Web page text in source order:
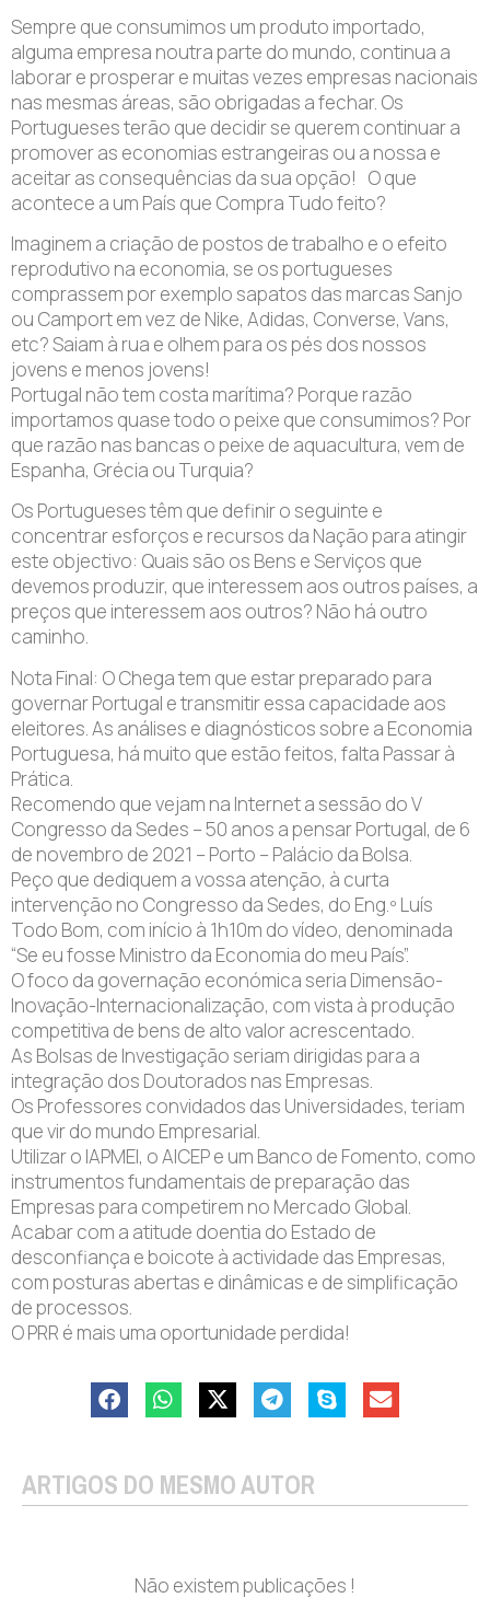
Sempre que consumimos um produto importado,
alguma empresa noutra parte do mundo, continua a
laborar e prosperar e muitas vezes empresas nacionais
nas mesmas áreas, são obrigadas a fechar. Os
Portugueses terão que decidir se querem continuar a
promover as economias estrangeiras ou a nossa e
aceitar as consequências da sua opção! O que
acontece a um País que Compra Tudo feito?
Imaginem a criação de postos de trabalho e o efeito
reprodutivo na economia, se os portugueses
comprassem por exemplo sapatos das marcas Sanjo
ou Camport em vez de Nike, Adidas, Converse, Vans,
etc? Saiam à rua e olhem para os pés dos nossos
jovens e menos jovens!
Portugal não tem costa marítima? Porque razão
importamos quase todo o peixe que consumimos? Por
que razão nas bancas o peixe de aquacultura, vem de
Espanha, Grécia ou Turquia?
Os Portugueses têm que definir o seguinte e
concentrar esforços e recursos da Nação para atingir
este objectivo: Quais são os Bens e Serviços que
devemos produzir, que interessem aos outros países, a
preços que interessem aos outros? Não há outro
caminho.
Nota Final: O Chega tem que estar preparado para
governar Portugal e transmitir essa capacidade aos
eleitores. As análises e diagnósticos sobre a Economia
Portuguesa, há muito que estão feitos, falta Passar à
Prática.
Recomendo que vejam na Internet a sessão do V
Congresso da Sedes – 50 anos a pensar Portugal, de 6
de novembro de 2021 – Porto – Palácio da Bolsa.
Peço que dediquem a vossa atenção, à curta
intervenção no Congresso da Sedes, do Eng.º Luís
Todo Bom, com início à 1h10m do vídeo, denominada
“Se eu fosse Ministro da Economia do meu País”.
O foco da governação económica seria Dimensão-
Inovação-Internacionalização, com vista à produção
competitiva de bens de alto valor acrescentado.
As Bolsas de Investigação seriam dirigidas para a
integração dos Doutorados nas Empresas.
Os Professores convidados das Universidades, teriam
que vir do mundo Empresarial.
Utilizar o IAPMEI, o AICEP e um Banco de Fomento, como
instrumentos fundamentais de preparação das
Empresas para competirem no Mercado Global.
Acabar com a atitude doentia do Estado de
desconfiança e boicote à actividade das Empresas,
com posturas abertas e dinâmicas e de simplificação
de processos.
O PRR é mais uma oportunidade perdida!
ARTIGOS DO MESMO AUTOR
Não existem publicações !